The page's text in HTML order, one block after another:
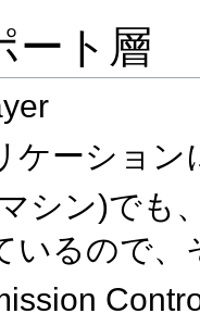
ート層
ケーショ
シン)でも
いるので、